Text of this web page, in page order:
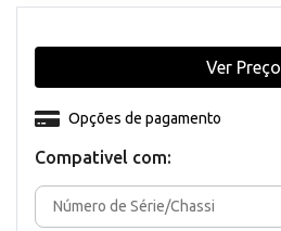
Compativel com:
Opções de pagamento
Ver Preço